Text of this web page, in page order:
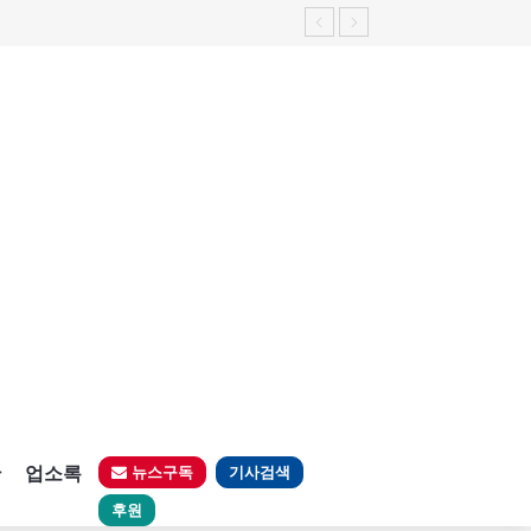
업소록 뉴스구독 기사검색
후원